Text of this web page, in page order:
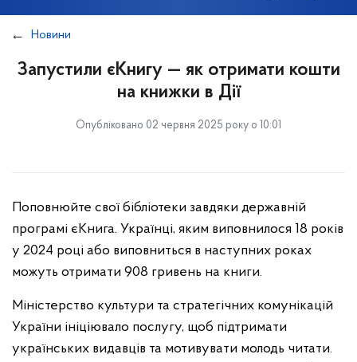
Новини
Запустили єКнигу — як отримати кошти
на книжки в Дії
Опубліковано 02 червня 2025 року о 10:01
Поповнюйте свої бібліотеки завдяки державній
програмі єКнига. Українці, яким виповнилося 18 років
у 2024 році або виповниться в наступних роках
можуть отримати 908 гривень на книги.
Міністерство культури та стратегічних комунікацій
України ініціювало послугу, щоб підтримати
українських видавців та мотивувати молодь читати.